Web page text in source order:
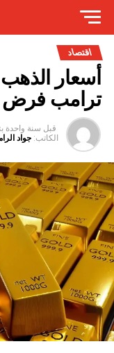
اقتصاد
أسعار
ترامب فرض
قبل سنة واحدة
الكاتب: جواد